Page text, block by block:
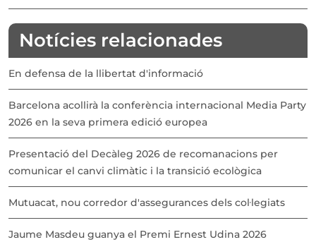
Notícies relacionades
En defensa de la llibertat d'informació
Barcelona acollirà la conferència internacional Media Party
2026 en la seva primera edició europea
Presentació del Decàleg 2026 de recomanacions per
comunicar el canvi climàtic i la transició ecològica
Mutuacat, nou corredor d'assegurances dels col·legiats
Jaume Masdeu guanya el Premi Ernest Udina 2026